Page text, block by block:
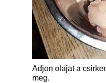
Adjon olajat a
meg.